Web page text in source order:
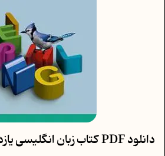
دانلود PDF کتاب زبان انگلیسی یازدهم ریاضی